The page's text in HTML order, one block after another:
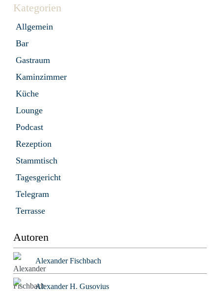
Kategorien
Allgemein
Bar
Gastraum
Kaminzimmer
Küche
Lounge
Podcast
Rezeption
Stammtisch
Tagesgericht
Telegram
Terrasse
Autoren
Alexander Fischbach
Alexander H. Gusovius